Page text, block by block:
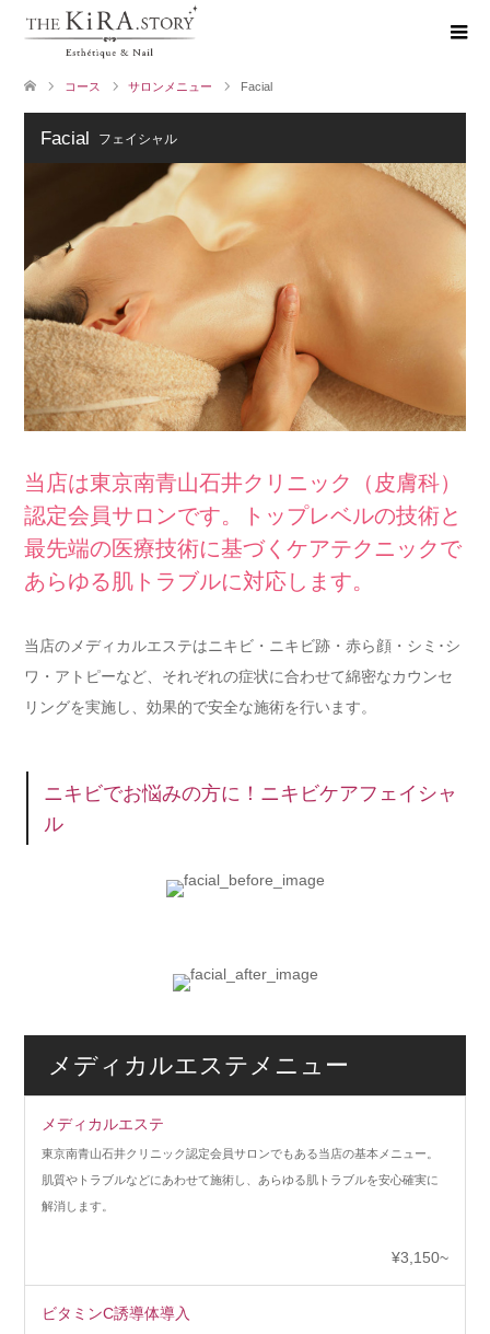
コース サロンメニュー Facial
Facial フェイシャル
当店は東京南青山石井クリニック（皮膚科）
認定会員サロンです。トップレベルの技術と
最先端の医療技術に基づくケアテクニックで
あらゆる肌トラブルに対応します。
当店のメディカルエステはニキビ・ニキビ跡・赤ら顔・シミ･シ
ワ・アトピーなど、それぞれの症状に合わせて綿密なカウンセ
リングを実施し、効果的で安全な施術を行います。
ニキビでお悩みの方に！ニキビケアフェイシャ
ル
メディカルエステメニュー
メディカルエステ
東京南青山石井クリニック認定会員サロンでもある当店の基本メニュー。
肌質やトラブルなどにあわせて施術し、あらゆる肌トラブルを安心確実に
解消します。
¥3,150~
ビタミンC誘導体導入